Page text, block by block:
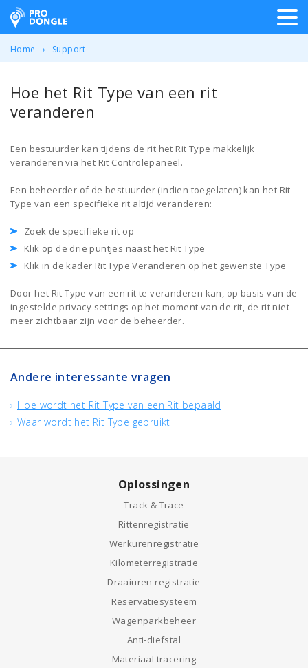
ProDongle Track & Trace
Home Support
Hoe het Rit Type van een rit
veranderen
Een bestuurder kan tijdens de rit het Rit Type makkelijk
veranderen via het Rit Controlepaneel.
Een beheerder of de bestuurder (indien toegelaten) kan het Rit
Type van een specifieke rit altijd veranderen:
Zoek de specifieke rit op
Klik op de drie puntjes naast het Rit Type
Klik in de kader Rit Type Veranderen op het gewenste Type
Door het Rit Type van een rit te veranderen kan, op basis van de
ingestelde privacy settings op het moment van de rit, de rit niet
meer zichtbaar zijn voor de beheerder.
Andere interessante vragen
Hoe wordt het Rit Type van een Rit bepaald
Waar wordt het Rit Type gebruikt
Oplossingen
Track & Trace
Rittenregistratie
Werkurenregistratie
Kilometerregistratie
Draaiuren registratie
Reservatiesysteem
Wagenparkbeheer
Anti-diefstal
Materiaal tracering